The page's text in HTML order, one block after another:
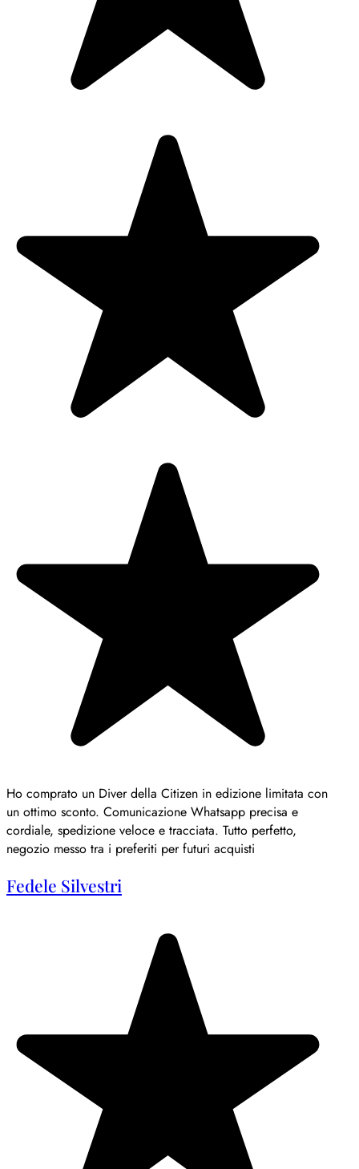
Ho comprato un Diver della Citizen in edizione limitata con
un ottimo sconto. Comunicazione Whatsapp precisa e
cordiale, spedizione veloce e tracciata. Tutto perfetto,
negozio messo tra i preferiti per futuri acquisti
Fedele Silvestri